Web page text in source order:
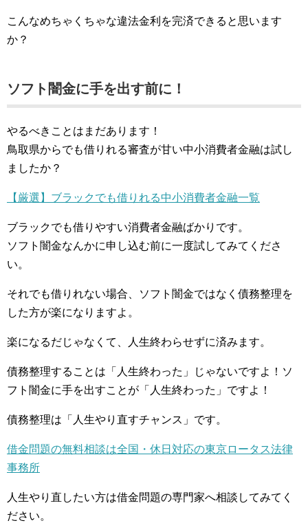
こんなめちゃくちゃな違法金利を完済できると思います
か？
ソフト闇金に手を出す前に！
やるべきことはまだあります！
鳥取県からでも借りれる審査が甘い中小消費者金融は試し
ましたか？
【厳選】ブラックでも借りれる中小消費者金融一覧
ブラックでも借りやすい消費者金融ばかりです。
ソフト闇金なんかに申し込む前に一度試してみてくださ
い。
それでも借りれない場合、ソフト闇金ではなく債務整理を
した方が楽になりますよ。
楽になるだじゃなくて、人生終わらせずに済みます。
債務整理することは「人生終わった」じゃないですよ！ソ
フト闇金に手を出すことが「人生終わった」ですよ！
債務整理は「人生やり直すチャンス」です。
借金問題の無料相談は全国・休日対応の東京ロータス法律
事務所
人生やり直したい方は借金問題の専門家へ相談してみてく
ださい。